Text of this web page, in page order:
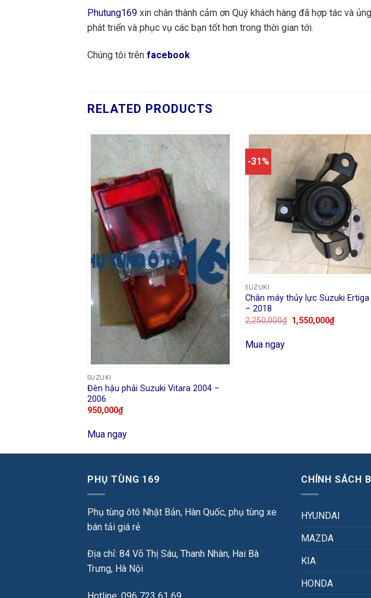
Phutung169 xin chân thành cảm ơn Quý khách hàng đã hợp tác và
phát triển và phục vụ các bạn tốt hơn trong thời gian tới.
Chúng tôi trên facebook
RELATED PRODUCTS
SUZUKI
Đèn hậu phải Suzuki Vitara 2004 –
2006
950,000₫
Mua ngay
-31%
SUZUKI
Chân máy thủy lực Suzuki
– 2018
2,250,000₫ 1,550,000₫
Mua ngay
PHỤ TÙNG 169
Phụ tùng ôtô Nhật Bản, Hàn Quốc, phụ tùng xe
bán tải giá rẻ
Địa chỉ: 84 Võ Thị Sáu, Thanh Nhàn, Hai Bà
Trưng, Hà Nội
CHÍNH SÁCH
HYUNDAI
MAZDA
KIA
HONDA